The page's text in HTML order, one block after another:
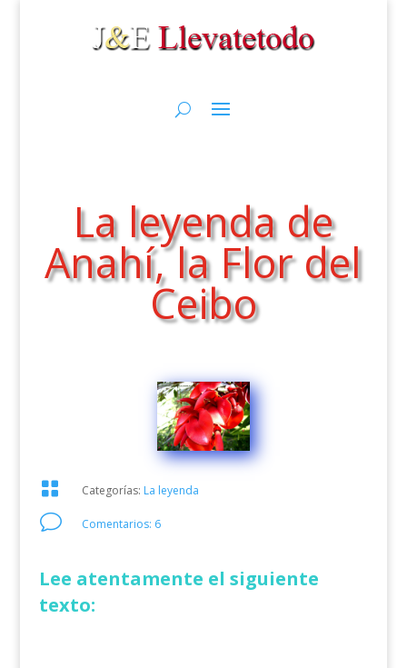
La leyenda de
Anahí, la Flor del
Ceibo
 Categorías: La leyenda
v Comentarios: 6
Lee atentamente el siguiente
texto: